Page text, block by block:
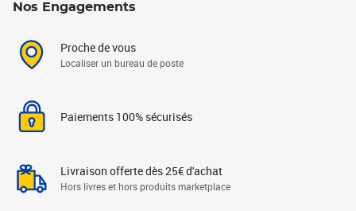
Nos Engagements
Proche de vous
Localiser un bureau de poste
Paiements 100% sécurisés
Livraison offerte dès 25€ d'achat
Hors livres et hors produits marketplace